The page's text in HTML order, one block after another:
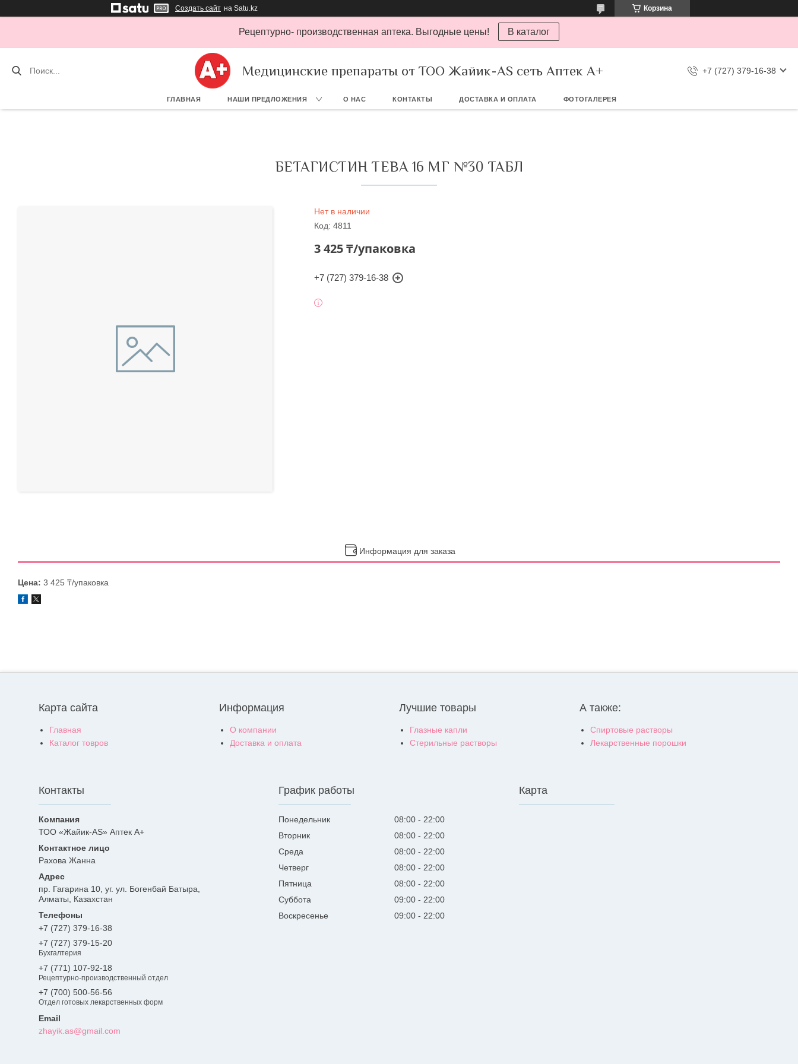
Создать сайт на Satu.kz Корзина
Рецептурно- производственная аптека. Выгодные цены! В каталог
Медицинские препараты от ТОО Жайик-AS сеть Аптек А+ +7 (727) 379-16-38
ГЛАВНАЯ НАШИ ПРЕДЛОЖЕНИЯ О НАС КОНТАКТЫ ДОСТАВКА И ОПЛАТА ФОТОГАЛЕРЕЯ
БЕТАГИСТИН ТЕВА 16 МГ №30 ТАБЛ
Нет в наличии
Код:4811
3 425 ₸/упаковка
+7 (727) 379-16-38
Информация для заказа
Цена: 3 425 ₸/упаковка
Карта сайта
Главная
Каталог товров
Информация
О компании
Доставка и оплата
Лучшие товары
Глазные капли
Стерильные растворы
А также:
Спиртовые растворы
Лекарственные порошки
Контакты
ТОО «Жайик-AS» Аптек А+
Рахова Жанна
пр. Гагарина 10, уг. ул. Богенбай Батыра,
Алматы, Казахстан
+7 (727) 379-16-38
+7 (727) 379-15-20
Бухгалтерия
+7 (771) 107-92-18
Рецептурно-производственный отдел
+7 (700) 500-56-56
Отдел готовых лекарственных форм
zhayik.as@gmail.com
График работы
Понедельник 08:00
22:00
Вторник
08:00
22:00
Среда
08:00
22:00
Четверг
08:00
22:00
Пятница
08:00
22:00
Суббота
09:00
22:00
Воскресенье
09:00 22:00
Карта